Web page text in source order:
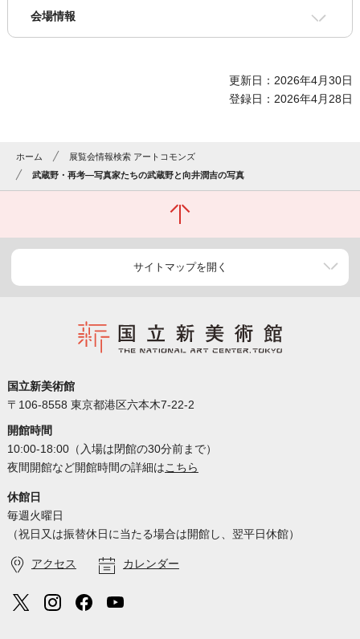
会場情報
更新日：2026年4月30日
登録日：2026年4月28日
ホーム
展覧会情報検索 アートコモンズ
武蔵野・再考―写真家たちの武蔵野と向井潤吉の写真
サイトマップを開く
国立新美術館
〒106-8558 東京都港区六本木7-22-2
開館時間
10:00-18:00（入場は閉館の30分前まで）
夜間開館など開館時間の詳細はこちら
休館日
毎週火曜日
（祝日又は振替休日に当たる場合は開館し、翌平日休館）
アクセス カレンダー